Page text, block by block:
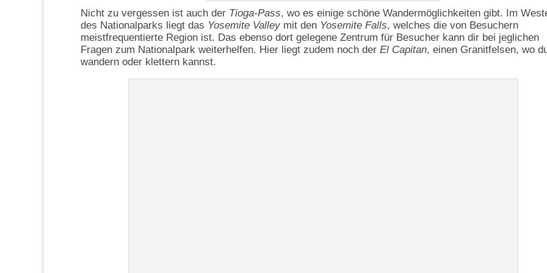
Nicht zu vergessen ist auch der Tioga-Pass, wo es einige schöne Wandermöglichkeiten gibt. Im
des Nationalparks liegt das Yosemite Valley mit den Yosemite Falls, welches die von Besuchern
meistfrequentierte Region ist. Das ebenso dort gelegene Zentrum für Besucher kann dir bei jeglichen
Fragen zum Nationalpark weiterhelfen. Hier liegt zudem noch der El Capitan, einen Granitfelsen, wo
wandern oder klettern kannst.